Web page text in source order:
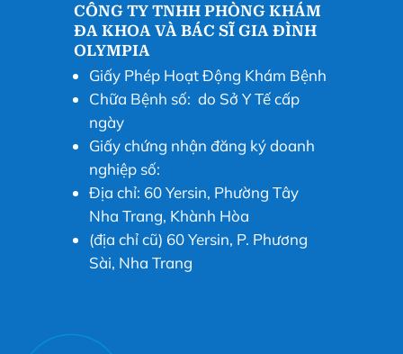
CÔNG TY TNHH PHÒNG KHÁM
ĐA KHOA VÀ BÁC SĨ GIA ĐÌNH
OLYMPIA
Giấy Phép Hoạt Động Khám Bệnh
Chữa Bệnh số: do Sở Y Tế cấp
ngày
Giấy chứng nhận đăng ký doanh
nghiệp số:
Địa chỉ: 60 Yersin, Phường Tây
Nha Trang, Khành Hòa
(địa chỉ cũ) 60 Yersin, P. Phương
Sài, Nha Trang